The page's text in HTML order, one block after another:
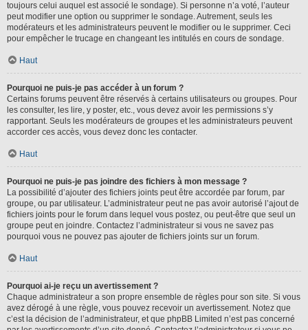
toujours celui auquel est associé le sondage). Si personne n’a voté, l’auteur
peut modifier une option ou supprimer le sondage. Autrement, seuls les
modérateurs et les administrateurs peuvent le modifier ou le supprimer. Ceci
pour empêcher le trucage en changeant les intitulés en cours de sondage.
Haut
Pourquoi ne puis-je pas accéder à un forum ?
Certains forums peuvent être réservés à certains utilisateurs ou groupes. Pour
les consulter, les lire, y poster, etc., vous devez avoir les permissions s’y
rapportant. Seuls les modérateurs de groupes et les administrateurs peuvent
accorder ces accès, vous devez donc les contacter.
Haut
Pourquoi ne puis-je pas joindre des fichiers à mon message ?
La possibilité d’ajouter des fichiers joints peut être accordée par forum, par
groupe, ou par utilisateur. L’administrateur peut ne pas avoir autorisé l’ajout de
fichiers joints pour le forum dans lequel vous postez, ou peut-être que seul un
groupe peut en joindre. Contactez l’administrateur si vous ne savez pas
pourquoi vous ne pouvez pas ajouter de fichiers joints sur un forum.
Haut
Pourquoi ai-je reçu un avertissement ?
Chaque administrateur a son propre ensemble de règles pour son site. Si vous
avez dérogé à une règle, vous pouvez recevoir un avertissement. Notez que
c’est la décision de l’administrateur, et que phpBB Limited n’est pas concerné